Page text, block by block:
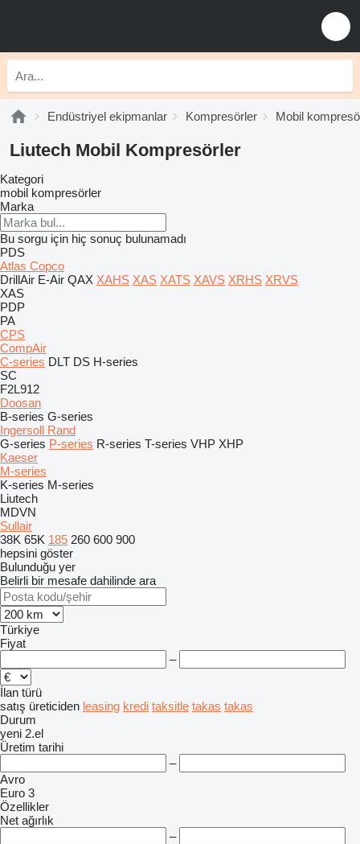
Endüstriyel ekipmanlar Kompresörler Mobil
Liutech Mobil Kompresörler
Kategori
mobil kompresörler
Marka
Bu sorgu için hiç sonuç bulunamadı
PDS
Atlas Copco
DrillAir E-Air QAX XAHS XAS XATS XAVS XRHS XRVS
XAS
PDP
PA
CPS
CompAir
C-series DLT DS H-series
SC
F2L912
Doosan
B-series G-series
Ingersoll Rand
G-series P-series R-series T-series VHP XHP
Kaeser
M-series
K-series M-series
Liutech
MDVN
Sullair
38K 65K 185 260 600 900
hepsini göster
Bulunduğu yer
Belirli bir mesafe dahilinde ara
Türkiye
Fiyat
–
İlan türü
satış üreticiden leasing kredi taksitle takas takas
Durum
yeni 2.el
Üretim tarihi
–
Avro
Euro 3
Özellikler
Net ağırlık
–